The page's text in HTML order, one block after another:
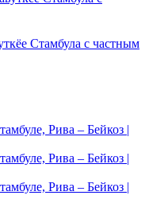
Стамбула с частным